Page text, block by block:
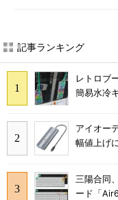
記事ランキング
レトロブ
簡易水冷
アイオー
幅値上げ
三陽合同
ード「